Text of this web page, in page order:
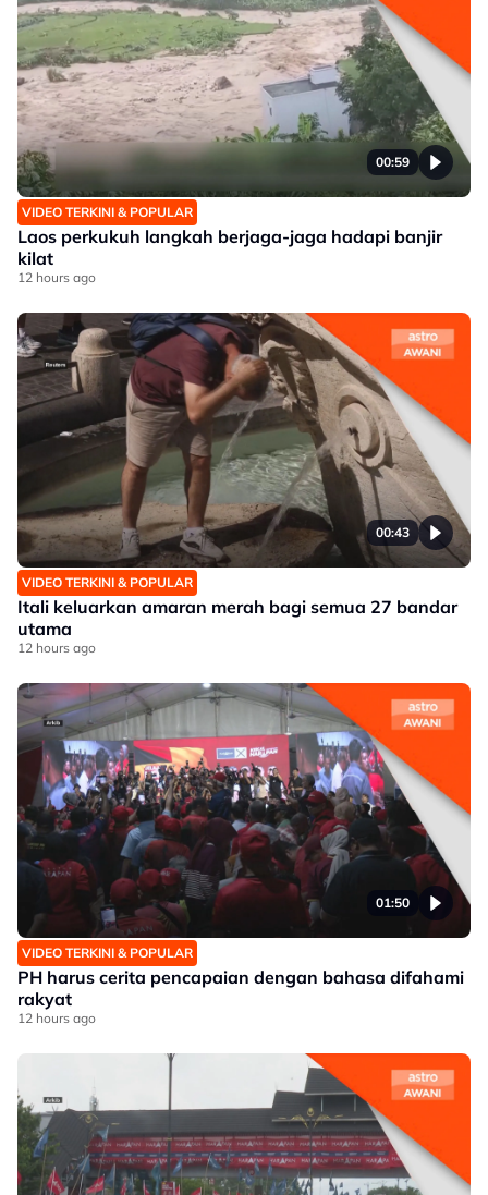
00:59
VIDEO TERKINI & POPULAR
Laos perkukuh langkah berjaga-jaga hadapi banjir
kilat
12 hours ago
00:43
VIDEO TERKINI & POPULAR
Itali keluarkan amaran merah bagi semua 27 bandar
utama
12 hours ago
01:50
VIDEO TERKINI & POPULAR
PH harus cerita pencapaian dengan bahasa difahami
rakyat
12 hours ago